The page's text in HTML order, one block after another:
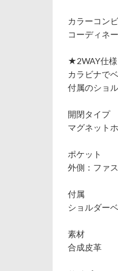
カラーコン
コーディネ
★2WAY仕
カラビナで
付属のショ
開閉タイプ
マグネット
ポケット
外側：ファ
付属
ショルダー
素材
合成皮革